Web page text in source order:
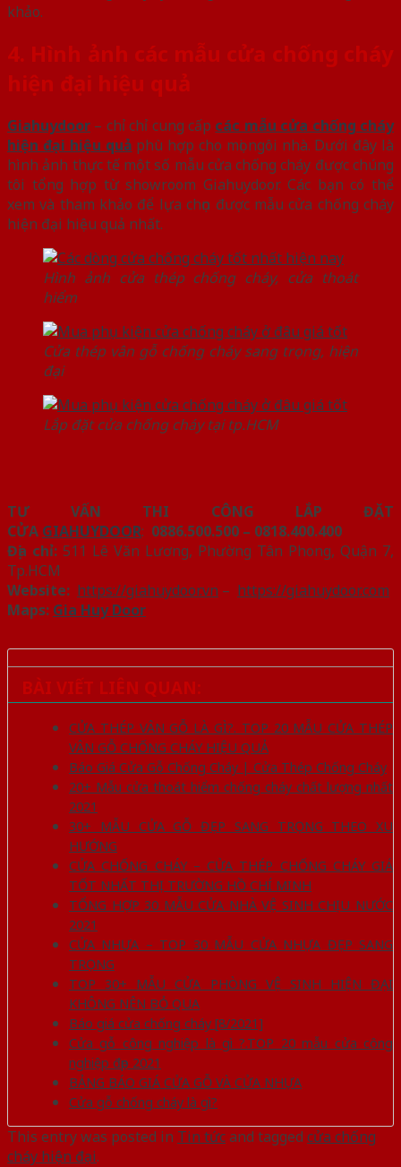
khảo.
4. Hình ảnh các mẫu cửa chống cháy
hiện đại hiệu quả
Giahuydoor – chỉ chỉ cung cấp các mẫu cửa chống cháy
hiện đại hiệu quả phù hợp cho mọi ngôi nhà. Dưới đây là
hình ảnh thực tế một số mẫu cửa chống cháy được chúng
tôi tổng hợp từ showroom Giahuydoor. Các bạn có thể
xem và tham khảo để lựa chọn được mẫu cửa chống cháy
hiện đại hiệu quả nhất.
Hình ảnh cửa thép chống cháy, cửa thoát
hiểm
Cửa thép vân gỗ chống cháy sang trọng, hiện
đại
Lắp đặt cửa chống cháy tại tp.HCM
TƯ VẤN THI CÔNG LẮP ĐẶT
CỬA GIAHUYDOOR: 0886.500.500 – 0818.400.400
Địa chỉ: 511 Lê Văn Lương, Phường Tân Phong, Quận 7,
Tp.HCM
Website: https://giahuydoor.vn – https://giahuydoor.com
Maps: Gia Huy Door
BÀI VIẾT LIÊN QUAN:
CỬA THÉP VÂN GỖ LÀ GÌ?. TOP 20 MẪU CỬA THÉP
VÂN GỖ CHỐNG CHÁY HIỆU QUẢ
Báo Giá Cửa Gỗ Chống Cháy | Cửa Thép Chống Cháy
20+ Mẫu cửa thoát hiểm chống cháy chất lượng nhất
2021
30+ MẪU CỬA GỖ ĐẸP SANG TRỌNG THEO XU
HƯỚNG
CỬA CHỐNG CHÁY – CỬA THÉP CHỐNG CHÁY GIÁ
TỐT NHẤT THỊ TRƯỜNG HỒ CHÍ MINH
TỔNG HỢP 30 MẪU CỬA NHÀ VỆ SINH CHỊU NƯỚC
2021
CỬA NHỰA – TOP 30 MẪU CỬA NHỰA ĐẸP SANG
TRỌNG
TOP 30+ MẪU CỬA PHÒNG VỆ SINH HIỆN ĐẠI
KHÔNG NÊN BỎ QUA
Báo giá cửa chống cháy [8/2021]
Cửa gỗ công nghiệp là gì ?.TOP 20 mẫu cửa công
nghiệp đẹp 2021
BẢNG BÁO GIÁ CỬA GỖ VÀ CỬA NHỰA
Cửa gỗ chống cháy là gì?
This entry was posted in Tin tứcand tagged cửa chống
cháy hiện đại.